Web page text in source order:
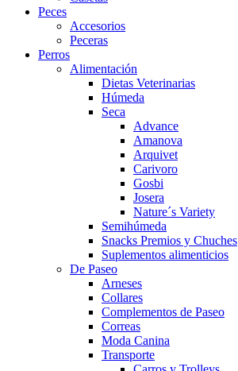
Peces
Accesorios
Peceras
Perros
Alimentación
Dietas Veterinarias
Húmeda
Seca
Advance
Amanova
Arquivet
Carivoro
Gosbi
Josera
Nature´s Variety
Semihúmeda
Snacks Premios y Chuches
Suplementos alimenticios
De Paseo
Arneses
Collares
Complementos de Paseo
Correas
Moda Canina
Transporte